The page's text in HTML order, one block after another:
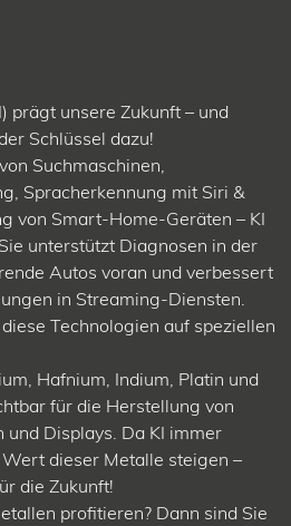
prägt unsere Zukunft – und
Schlüssel dazu!
Suchmaschinen,
Spracherkennung mit Siri &
von Smart-Home-Geräten – KI
unterstützt Diagnosen in der
Autos voran und verbessert
in Streaming-Diensten.
Technologien auf speziellen
Hafnium, Indium, Platin und
für die Herstellung von
und Displays. Da KI immer
dieser Metalle steigen –
die Zukunft!
profitieren? Dann sind Sie